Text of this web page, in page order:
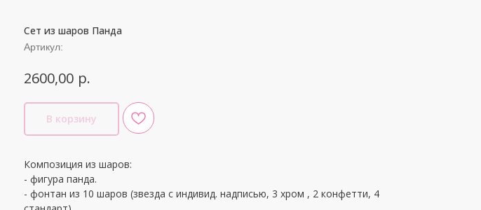
shar-udachi.ruСет из шаров Панда
Артикул:
2600,00 р.
В корзину
Композиция из шаров:
- фигура панда.
- фонтан из 10 шаров (звезда с индивид. надписью, 3 хром , 2 конфетти, 4